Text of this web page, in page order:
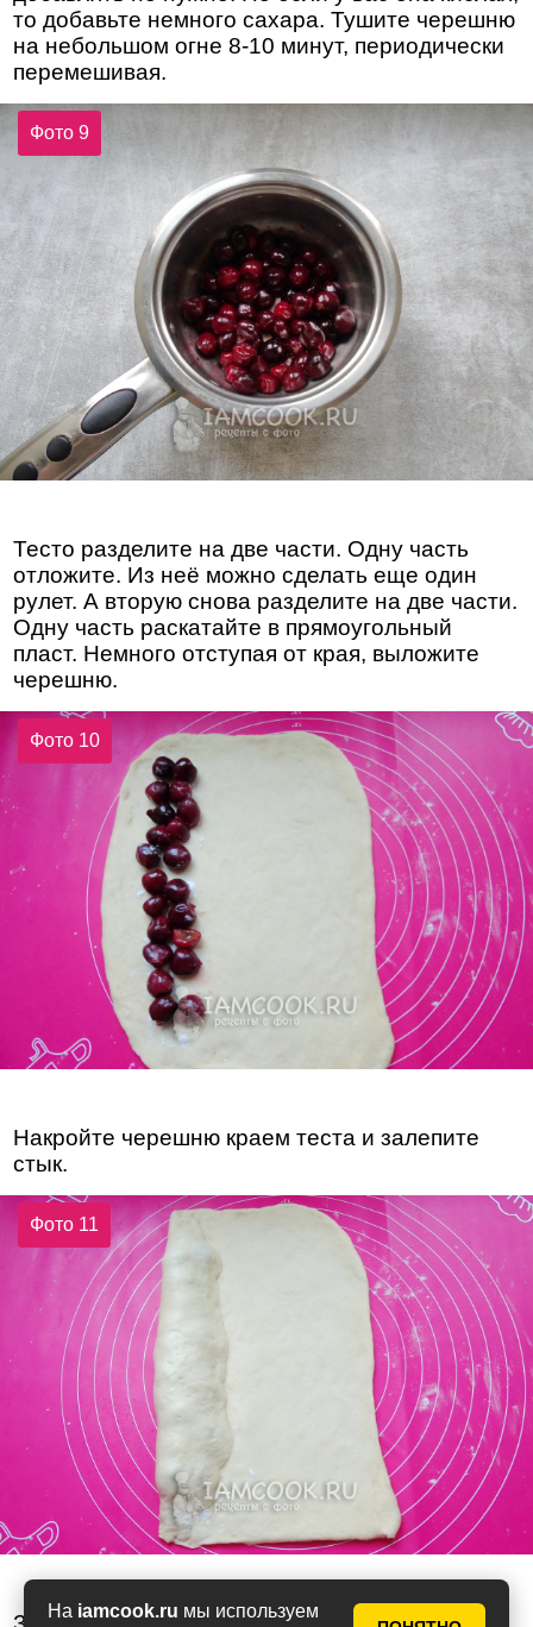
На iamcook.ru мы используем
то добавьте немного сахара. Тушите черешню
на небольшом огне 8-10 минут, периодически
перемешивая.
Фото 9
Тесто разделите на две части. Одну часть
отложите. Из неё можно сделать еще один
рулет. А вторую снова разделите на две части.
Одну часть раскатайте в прямоугольный
пласт. Немного отступая от края, выложите
черешню.
Фото 10
Накройте черешню краем теста и залепите
стык.
Фото 11